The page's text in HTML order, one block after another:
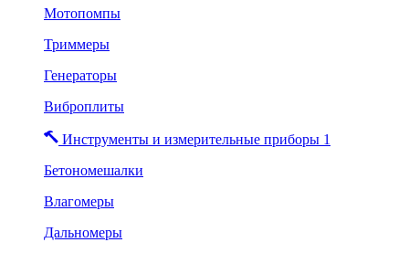
Мотопомпы
Триммеры
Генераторы
Виброплиты
Инструменты и измерительные приборы 1
Бетономешалки
Влагомеры
Дальномеры